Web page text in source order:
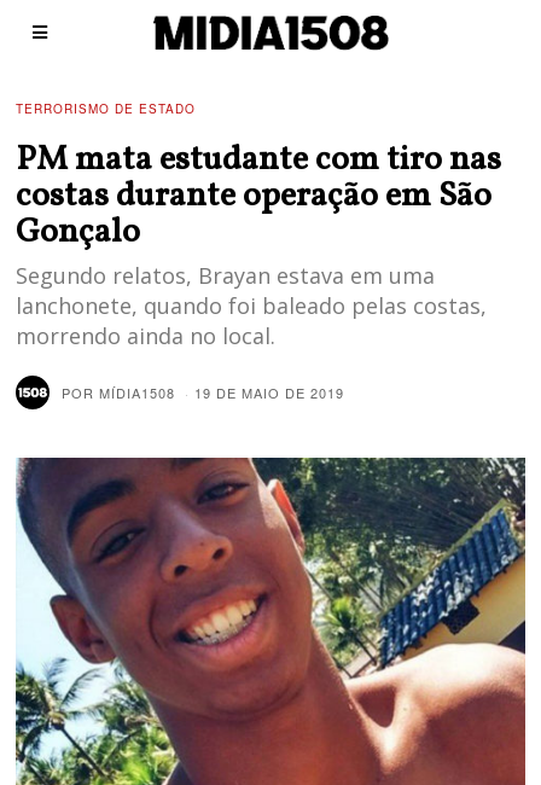
TERRORISMO DE ESTADO
PM mata estudante com tiro nas
costas durante operação em São
Gonçalo
Segundo relatos, Brayan estava em uma
lanchonete, quando foi baleado pelas costas,
morrendo ainda no local.
PORMÍDIA1508 19 DE MAIO DE 2019